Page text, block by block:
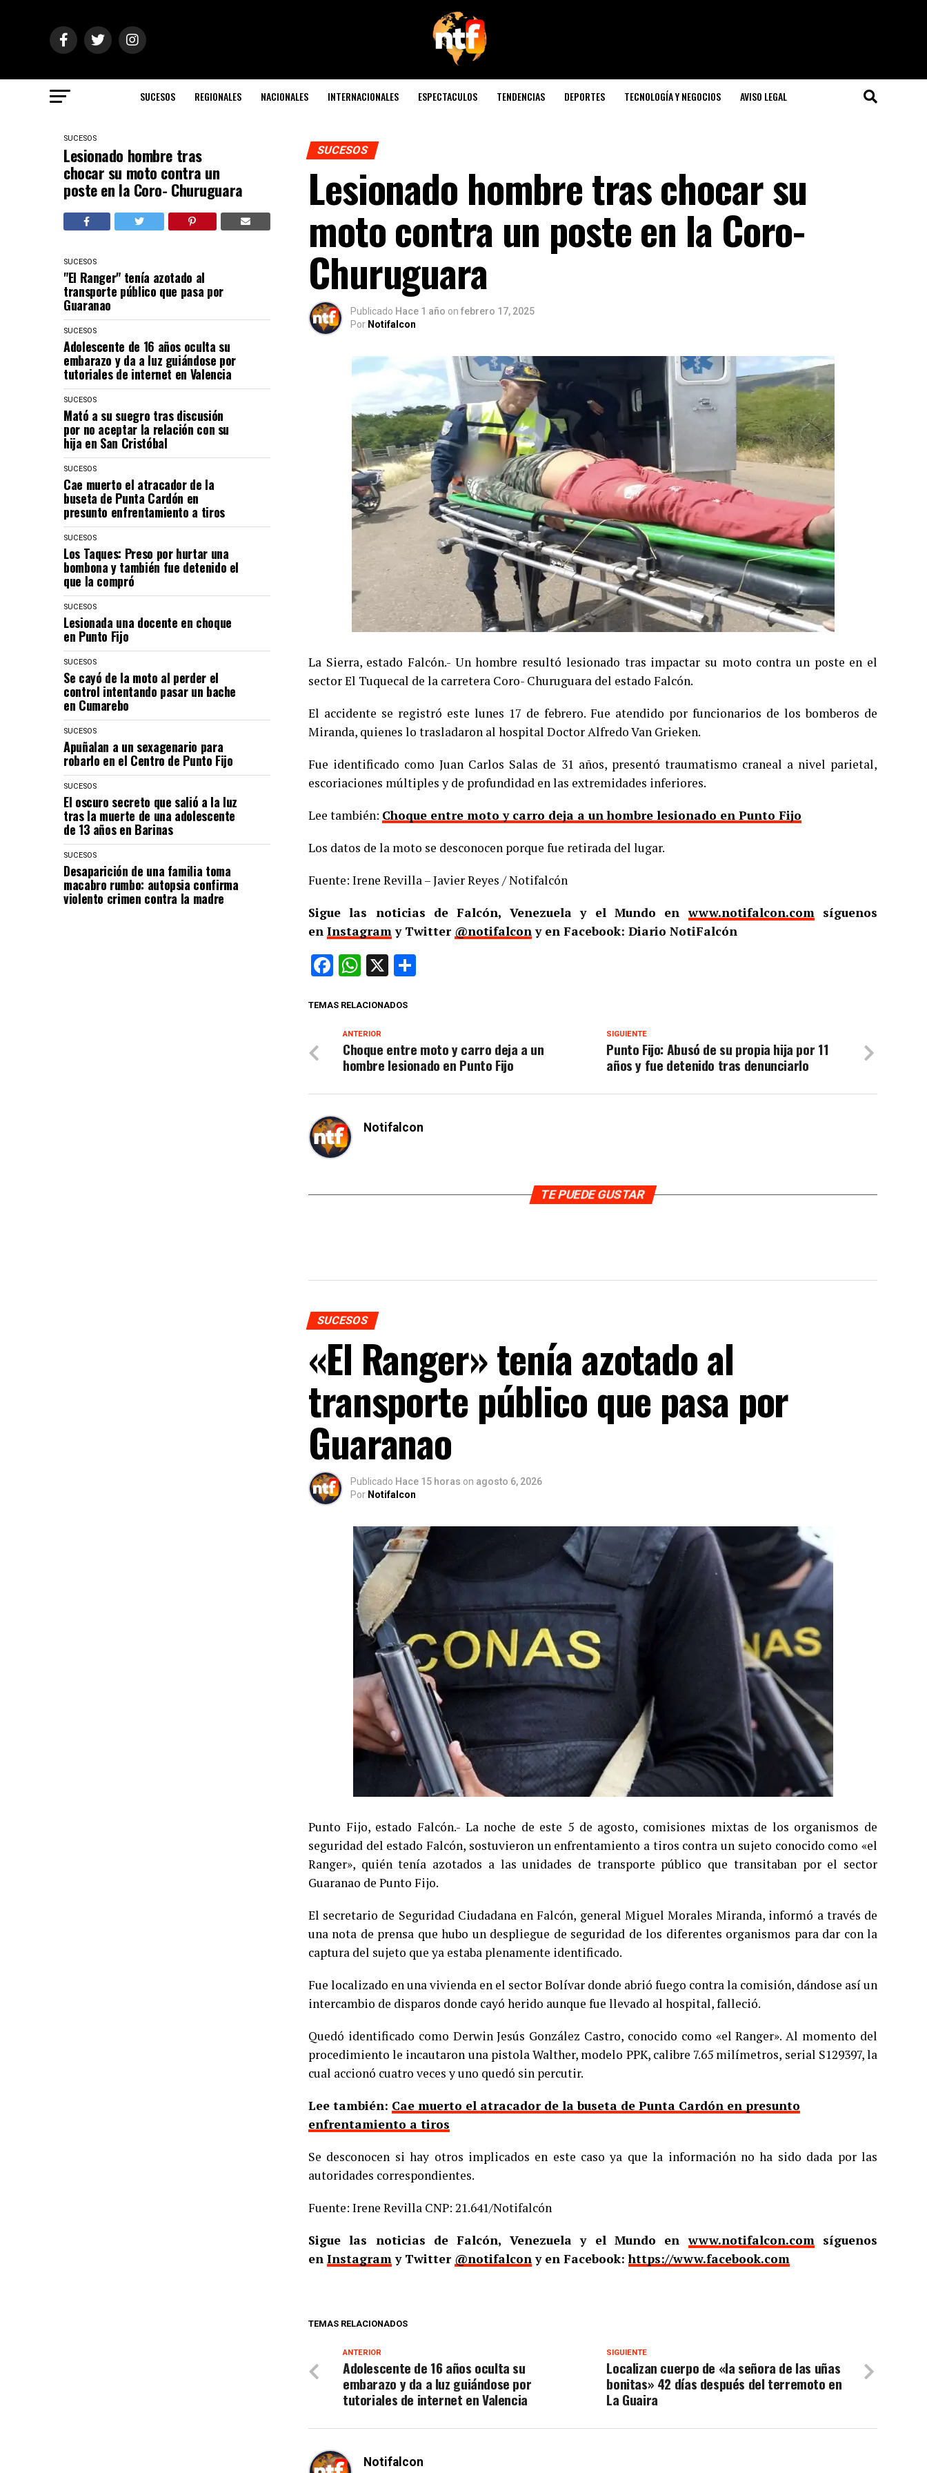
SUCESOS REGIONALES NACIONALES INTERNACIONALES ESPECTACULOS TENDENCIAS DEPORTES TECNOLOGÍA Y NEGOCIOS AVISO LEGAL
SUCESOS
Lesionado hombre tras
chocar su moto contra un
poste en la Coro- Churuguara
SUCESOS
"El Ranger" tenía azotado al
transporte público que pasa por
Guaranao
SUCESOS
Adolescente de 16 años oculta su
embarazo y da a luz guiándose por
tutoriales de internet en Valencia
SUCESOS
Mató a su suegro tras discusión
por no aceptar la relación con su
hija en San Cristóbal
SUCESOS
Cae muerto el atracador de la
buseta de Punta Cardón en
presunto enfrentamiento a tiros
SUCESOS
Los Taques: Preso por hurtar una
bombona y también fue detenido el
que la compró
SUCESOS
Lesionada una docente en choque
en Punto Fijo
SUCESOS
Se cayó de la moto al perder el
control intentando pasar un bache
en Cumarebo
SUCESOS
Apuñalan a un sexagenario para
robarlo en el Centro de Punto Fijo
SUCESOS
El oscuro secreto que salió a la luz
tras la muerte de una adolescente
de 13 años en Barinas
SUCESOS
Desaparición de una familia toma
macabro rumbo: autopsia confirma
violento crimen contra la madre
SUCESOS
Lesionado hombre tras chocar su
moto contra un poste en la Coro-
Churuguara
Publicado Hace 1 año on febrero 17, 2025
Por Notifalcon
La Sierra, estado Falcón.- Un hombre resultó lesionado tras impactar su moto contra un poste en el
sector El Tuquecal de la carretera Coro- Churuguara del estado Falcón.
El accidente se registró este lunes 17 de febrero. Fue atendido por funcionarios de los bomberos de
Miranda, quienes lo trasladaron al hospital Doctor Alfredo Van Grieken.
Fue identificado como Juan Carlos Salas de 31 años, presentó traumatismo craneal a nivel parietal,
escoriaciones múltiples y de profundidad en las extremidades inferiores.
Lee también: Choque entre moto y carro deja a un hombre lesionado en Punto Fijo
Los datos de la moto se desconocen porque fue retirada del lugar.
Fuente: Irene Revilla – Javier Reyes / Notifalcón
Sigue las noticias de Falcón, Venezuela y el Mundo enwww.notifalcon.comsíguenos
en Instagramy Twitter @notifalcony en Facebook: Diario NotiFalcón
Facebook
WhatsApp
X
TEMAS RELACIONADOS
SIGUIENTE
Punto Fijo: Abusó de su propia hija por 11
años y fue detenido tras denunciarlo
ANTERIOR
Choque entre moto y carro deja a un
hombre lesionado en Punto Fijo
Notifalcon
TE PUEDE GUSTAR
SUCESOS
«El Ranger» tenía azotado al
transporte público que pasa por
Guaranao
Publicado Hace 15 horas on agosto 6, 2026
Por Notifalcon
Punto Fijo, estado Falcón.- La noche de este 5 de agosto, comisiones mixtas de los organismos de
seguridad del estado Falcón, sostuvieron un enfrentamiento a tiros contra un sujeto conocido como «el
Ranger», quién tenía azotados a las unidades de transporte público que transitaban por el sector
Guaranao de Punto Fijo.
El secretario de Seguridad Ciudadana en Falcón, general Miguel Morales Miranda, informó a través de
una nota de prensa que hubo un despliegue de seguridad de los diferentes organismos para dar con la
captura del sujeto que ya estaba plenamente identificado.
Fue localizado en una vivienda en el sector Bolívar donde abrió fuego contra la comisión, dándose así un
intercambio de disparos donde cayó herido aunque fue llevado al hospital, falleció.
Quedó identificado como Derwin Jesús González Castro, conocido como «el Ranger». Al momento del
procedimiento le incautaron una pistola Walther, modelo PPK, calibre 7.65 milímetros, serial S129397, la
cual accionó cuatro veces y uno quedó sin percutir.
Lee también: Cae muerto el atracador de la buseta de Punta Cardón en presunto
enfrentamiento a tiros
Se desconocen si hay otros implicados en este caso ya que la información no ha sido dada por las
autoridades correspondientes.
Fuente: Irene Revilla CNP: 21.641/Notifalcón
Sigue las noticias de Falcón, Venezuela y el Mundo enwww.notifalcon.comsíguenos
en Instagramy Twitter @notifalcony en Facebook:https://www.facebook.com
TEMAS RELACIONADOS
SIGUIENTE
Localizan cuerpo de «la señora de las uñas
bonitas» 42 días después del terremoto en
La Guaira
ANTERIOR
Adolescente de 16 años oculta su
embarazo y da a luz guiándose por
tutoriales de internet en Valencia
Notifalcon